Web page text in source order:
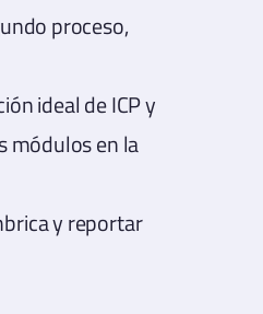
proceso,
ideal de ICP y
módulos en la
y reportar